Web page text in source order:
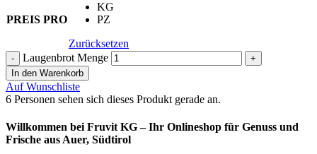
PREIS PRO
KG
PZ
Zurücksetzen
Laugenbrot Menge
In den Warenkorb
Auf Wunschliste
6 Personen sehen sich dieses Produkt gerade an.
Willkommen bei Fruvit KG – Ihr Onlineshop für Genuss und
Frische aus Auer, Südtirol